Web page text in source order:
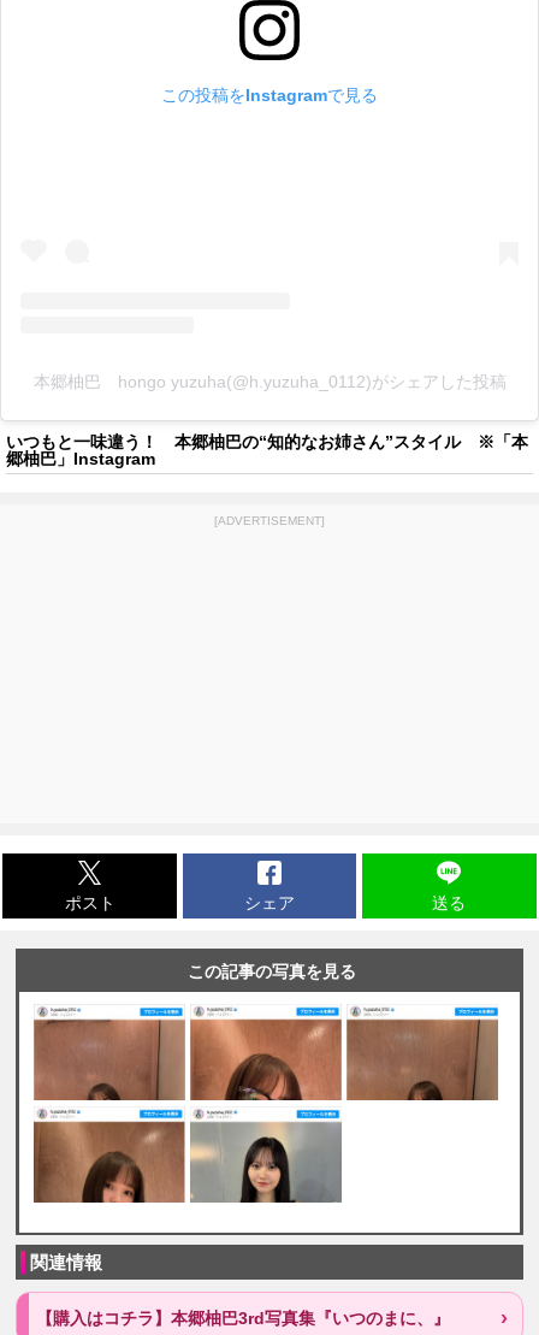
この投稿をInstagramで見る
本郷柚巴 hongo yuzuha(@h.yuzuha_0112)がシェアした投稿
いつもと一味違う！ 本郷柚巴の“知的なお姉さん”スタイル ※「本
郷柚巴」Instagram
[ADVERTISEMENT]
ポスト シェア 送る
この記事の写真を見る
関連情報
【購入はコチラ】本郷柚巴3rd写真集『いつのまに、』